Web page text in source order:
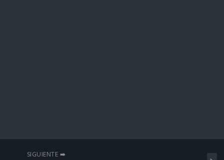
SIGUIENTE ➡️